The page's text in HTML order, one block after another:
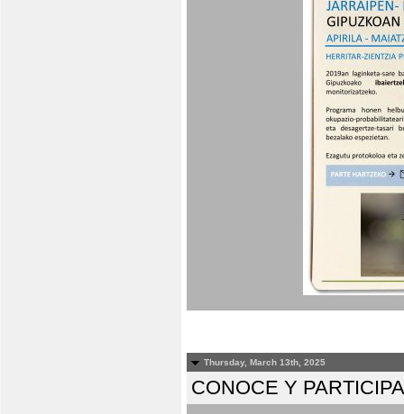
Thursday, March 13th, 2025
CONOCE Y